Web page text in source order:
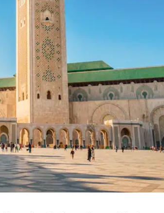
de pijltjestoetsen omhoog en omlaag, óf door